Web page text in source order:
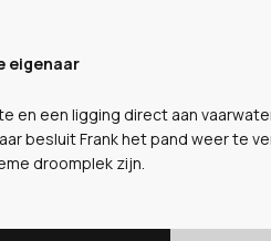
eigenaar
en een ligging direct aan
besluit Frank het pand weer te
droomplek zijn.